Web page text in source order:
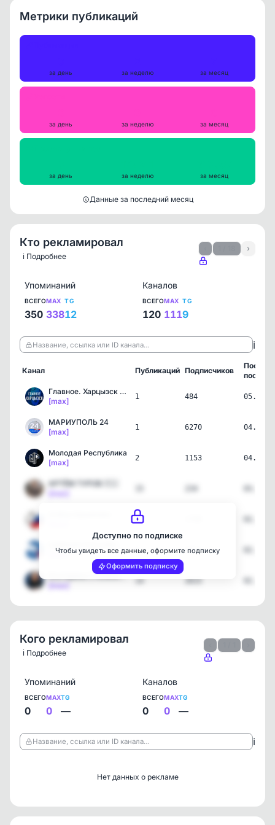
Метрики публикаций
за день за неделю за месяц
за день за неделю за месяц
за день за неделю за месяц
Данные за последний месяц
Кто рекламировал
ℹ️ Подробнее
›
Упоминаний
ВСЕГО
350
MAX
338
TG
12
Каналов
ВСЕГО
120
MAX
111
TG
9
Название, ссылка или ID канала… ℹ️
Канал Публикаций Подписчиков
пост
Главное. Харцызск (Корпу…
[max]
1 484
МАРИУПОЛЬ 24
[max]
1 6270
Молодая Республика
[max]
2 1153
АРТЁМ ТУРОВ 🇷🇺
5
[max]
5 2311
Екатерина Стенякина
14 2615
Доступно по подписке
Чтобы увидеть все данные, оформите подписку
Оформить подписку
Кого рекламировал
ℹ️ Подробнее
Упоминаний
ВСЕГО
0
MAX
0
TG
—
Каналов
ВСЕГО
0
MAX
0
TG
—
Название, ссылка или ID канала… ℹ️
Нет данных о рекламе